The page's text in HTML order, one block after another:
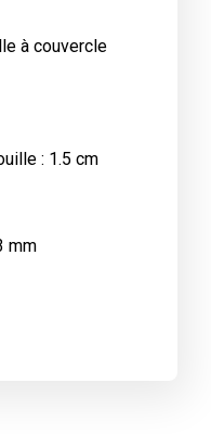
à couvercle
: 1.5 cm
mm